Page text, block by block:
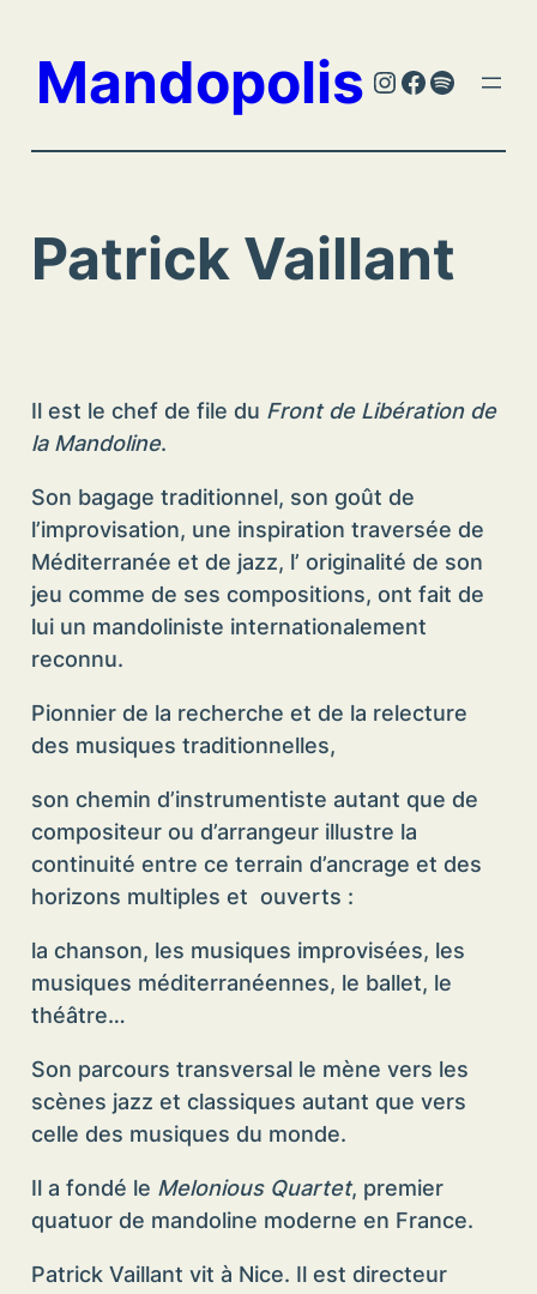
contenu
Mandopolis Instagram
Facebook
Spotify
Patrick Vaillant
Il est le chef de file du Front de Libération de
la Mandoline.
Son bagage traditionnel, son goût de
l’improvisation, une inspiration traversée de
Méditerranée et de jazz, l’ originalité de son
jeu comme de ses compositions, ont fait de
lui un mandoliniste internationalement
reconnu.
Pionnier de la recherche et de la relecture
des musiques traditionnelles,
son chemin d’instrumentiste autant que de
compositeur ou d’arrangeur illustre la
continuité entre ce terrain d’ancrage et des
horizons multiples et ouverts :
la chanson, les musiques improvisées, les
musiques méditerranéennes, le ballet, le
théâtre…
Son parcours transversal le mène vers les
scènes jazz et classiques autant que vers
celle des musiques du monde.
Il a fondé le Melonious Quartet, premier
quatuor de mandoline moderne en France.
Patrick Vaillant vit à Nice. Il est directeur